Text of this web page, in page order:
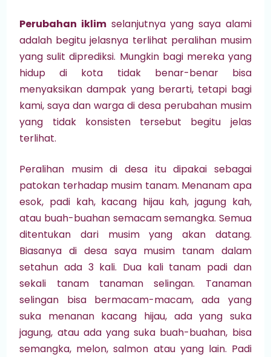
Perubahan iklim selanjutnya yang saya alami
adalah begitu jelasnya terlihat peralihan musim
yang sulit diprediksi. Mungkin bagi mereka yang
hidup di kota tidak benar-benar bisa
menyaksikan dampak yang berarti, tetapi bagi
kami, saya dan warga di desa perubahan musim
yang tidak konsisten tersebut begitu jelas
terlihat.
Peralihan musim di desa itu dipakai sebagai
patokan terhadap musim tanam. Menanam apa
esok, padi kah, kacang hijau kah, jagung kah,
atau buah-buahan semacam semangka. Semua
ditentukan dari musim yang akan datang.
Biasanya di desa saya musim tanam dalam
setahun ada 3 kali. Dua kali tanam padi dan
sekali tanam tanaman selingan. Tanaman
selingan bisa bermacam-macam, ada yang
suka menanan kacang hijau, ada yang suka
jagung, atau ada yang suka buah-buahan, bisa
semangka, melon, salmon atau yang lain. Padi